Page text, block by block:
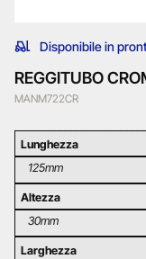
Disponibile in
REGGITUBO
MANM722CR
Lunghezza
125mm
Altezza
30mm
Larghezza